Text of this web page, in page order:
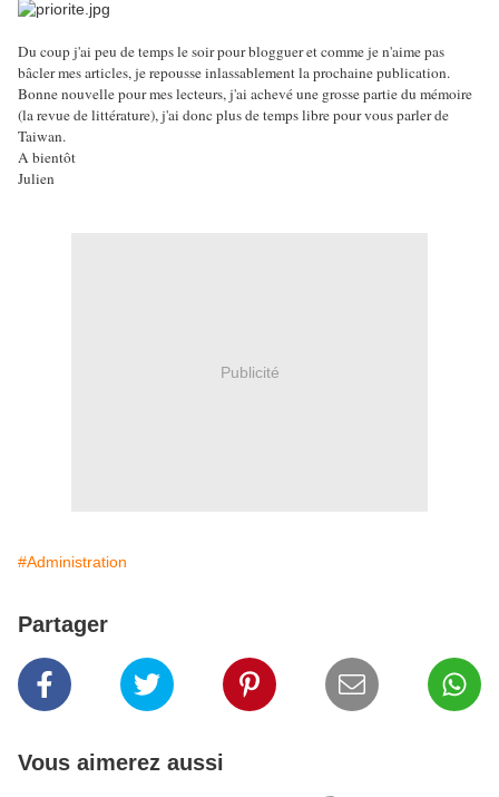
Du coup j'ai peu de temps le soir pour blogguer et comme je n'aime pas
bâcler mes articles, je repousse inlassablement la prochaine publication.
Bonne nouvelle pour mes lecteurs, j'ai achevé une grosse partie du mémoire
(la revue de littérature), j'ai donc plus de temps libre pour vous parler de
Taiwan.
A bientôt
Julien
Publicité
#Administration
Partager
Vous aimerez aussi